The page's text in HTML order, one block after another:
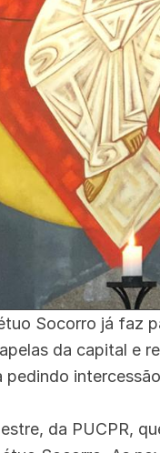
Socorro já faz
da capital e
pedindo
da PUCPR,